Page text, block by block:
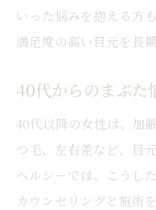
いった悩みを抱える方
満足度の高い目元を長
40代からのまぶた
40代以降の女性は、加
つ毛、左右差など、目
ヘルシーでは、こうし
カウンセリングと施術